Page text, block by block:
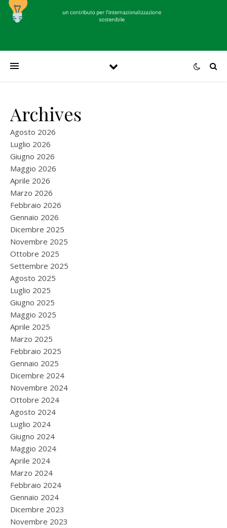
Archives
Agosto 2026
Luglio 2026
Giugno 2026
Maggio 2026
Aprile 2026
Marzo 2026
Febbraio 2026
Gennaio 2026
Dicembre 2025
Novembre 2025
Ottobre 2025
Settembre 2025
Agosto 2025
Luglio 2025
Giugno 2025
Maggio 2025
Aprile 2025
Marzo 2025
Febbraio 2025
Gennaio 2025
Dicembre 2024
Novembre 2024
Ottobre 2024
Agosto 2024
Luglio 2024
Giugno 2024
Maggio 2024
Aprile 2024
Marzo 2024
Febbraio 2024
Gennaio 2024
Dicembre 2023
Novembre 2023